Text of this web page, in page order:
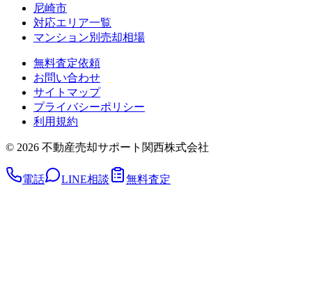
尼崎市
対応エリア一覧
マンション別売却相場
無料査定依頼
お問い合わせ
サイトマップ
プライバシーポリシー
利用規約
© 2026 不動産売却サポート関西株式会社
電話 LINE相談 無料査定